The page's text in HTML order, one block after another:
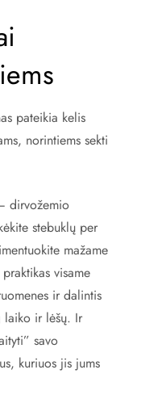
pateikia kelis
norintiems sekti
dirvožemio
stebuklų per
mažame
visame
ir dalintis
ir lėšų. Ir
savo
kuriuos jis jums